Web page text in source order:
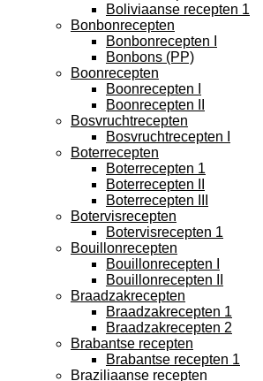
Boliviaanse recepten 1
Bonbonrecepten
Bonbonrecepten I
Bonbons (PP)
Boonrecepten
Boonrecepten I
Boonrecepten II
Bosvruchtrecepten
Bosvruchtrecepten I
Boterrecepten
Boterrecepten 1
Boterrecepten II
Boterrecepten III
Botervisrecepten
Botervisrecepten 1
Bouillonrecepten
Bouillonrecepten I
Bouillonrecepten II
Braadzakrecepten
Braadzakrecepten 1
Braadzakrecepten 2
Brabantse recepten
Brabantse recepten 1
Braziliaanse recepten